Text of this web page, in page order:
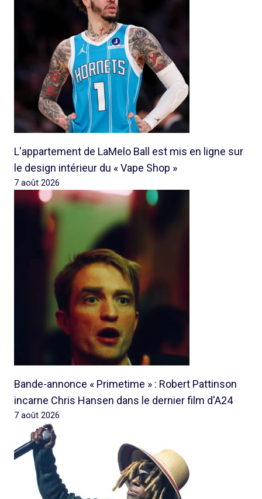
L'appartement de LaMelo Ball est mis en ligne sur
le design intérieur du « Vape Shop »
7 août 2026
Bande-annonce « Primetime » : Robert Pattinson
incarne Chris Hansen dans le dernier film d'A24
7 août 2026